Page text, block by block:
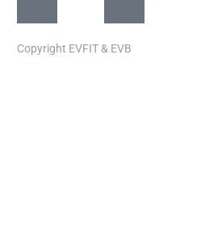
Copyright EVFIT & EVB